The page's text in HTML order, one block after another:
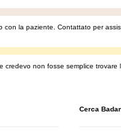
la paziente. Contattato per
non fosse semplice
Cerca